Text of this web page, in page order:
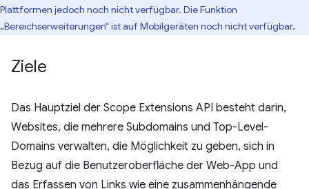
Plattformen jedoch noch nicht verfügbar. Die Funktion
„Bereichserweiterungen“ ist auf Mobilgeräten noch nicht verfügbar.
Ziele
Das Hauptziel der Scope Extensions API besteht darin,
Websites, die mehrere Subdomains und Top-Level-
Domains verwalten, die Möglichkeit zu geben, sich in
Bezug auf die Benutzeroberfläche der Web-App und
das Erfassen von Links wie eine zusammenhängende